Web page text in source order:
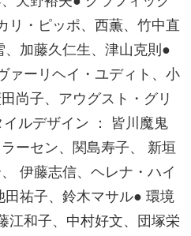
リ・ピッポ、西薫、竹中直
、加藤久仁生、津山克則●
ァーリヘイ・ユディト、小
尚子、アウグスト・グリ
ルデザイン ： 皆川魔鬼
ーセン、関島寿子、 新垣
伊藤志信、ヘレナ・ハイ
田祐子、鈴木マサル● 環境
江和子、中村好文、団塚栄